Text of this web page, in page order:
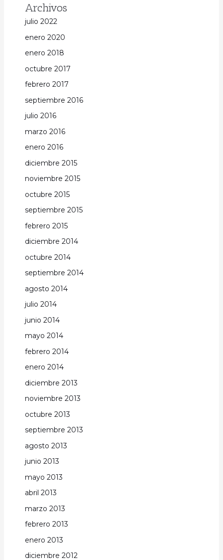
Archivos
julio 2022
enero 2020
enero 2018
octubre 2017
febrero 2017
septiembre 2016
julio 2016
marzo 2016
enero 2016
diciembre 2015
noviembre 2015
octubre 2015
septiembre 2015
febrero 2015
diciembre 2014
octubre 2014
septiembre 2014
agosto 2014
julio 2014
junio 2014
mayo 2014
febrero 2014
enero 2014
diciembre 2013
noviembre 2013
octubre 2013
septiembre 2013
agosto 2013
junio 2013
mayo 2013
abril 2013
marzo 2013
febrero 2013
enero 2013
diciembre 2012